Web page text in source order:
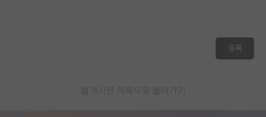
등록
게시판 목록으로 돌아가기